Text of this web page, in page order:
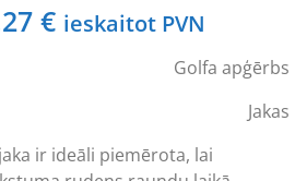
€.
€Current
ieskaitot PVN
Golfa apģērbs
Jakas
ir ideāli piemērota, lai